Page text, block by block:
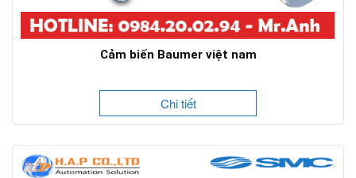
Cảm biến Baumer việt nam
Chi tiết